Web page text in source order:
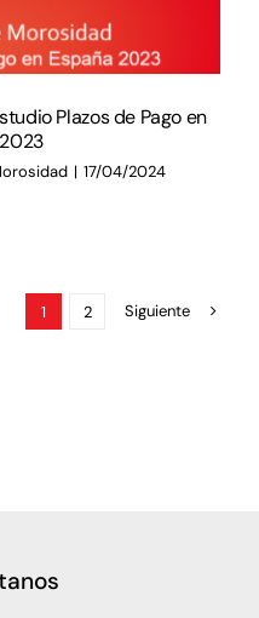
Plazos de Pago en
| 17/04/2024
1 2 Siguiente